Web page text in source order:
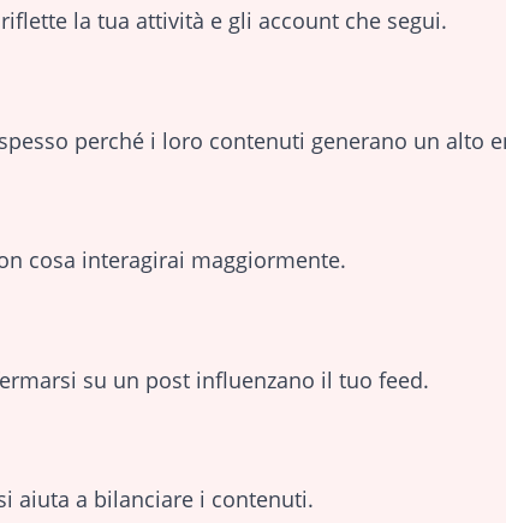
la tua attività e gli account che segui.
perché i loro contenuti generano un alto
cosa interagirai maggiormente.
su un post influenzano il tuo feed.
aiuta a bilanciare i contenuti.